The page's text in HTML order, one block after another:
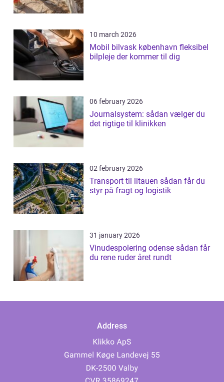
10 march 2026
Mobil bilvask københavn fleksibel
bilpleje der kommer til dig
06 february 2026
Journalsystem: sådan vælger du
det rigtige til klinikken
02 february 2026
Transport til litauen sådan får du
styr på fragt og logistik
31 january 2026
Vinudespolering odense sådan får
du rene ruder året rundt
Address